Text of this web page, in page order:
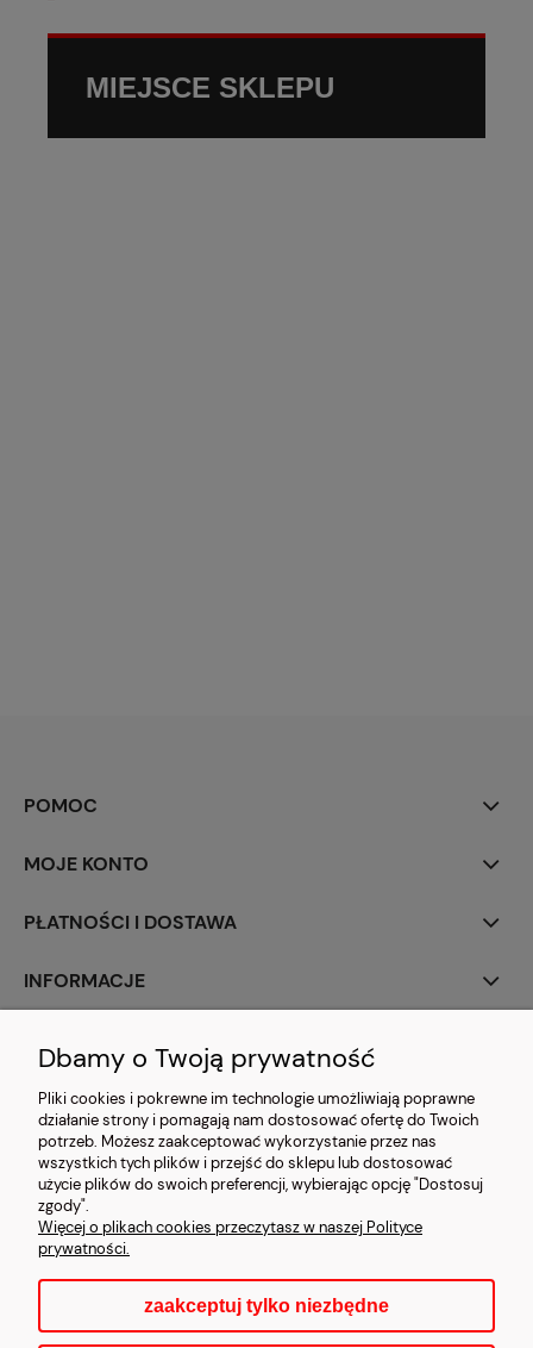
MIEJSCE SKLEPU
POMOC
MOJE KONTO
PŁATNOŚCI I DOSTAWA
INFORMACJE
CARMANI.PL| 03-203 Warszawa, ul. Bazyliańska 20 | e-mail:
detal@carmani.pl | tel.: 697 632 387 | NIP:
Dbamy o Twoją prywatność
Pliki cookies i pokrewne im technologie umożliwiają poprawne
działanie strony i pomagają nam dostosować ofertę do Twoich
potrzeb. Możesz zaakceptować wykorzystanie przez nas
wszystkich tych plików i przejść do sklepu lub dostosować
użycie plików do swoich preferencji, wybierając opcję "Dostosuj
zgody".
Więcej o plikach cookies przeczytasz w naszej Polityce
prywatności.
zaakceptuj tylko niezbędne